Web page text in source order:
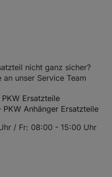
nicht ganz sicher?
unser Service Team
Ersatzteile
Anhänger Ersatzteile
/ Fr: 08:00 - 15:00 Uhr